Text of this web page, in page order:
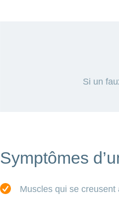
Si un
Symptômes
Muscles qui se